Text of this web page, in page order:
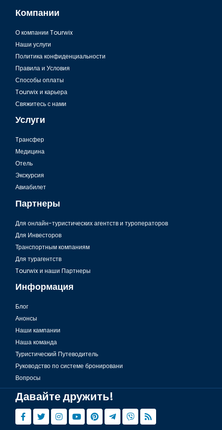
Компании
О компании Tourwix
Наши услуги
Политика конфиденциальности
Правила и Условия
Способы оплаты
Tourwix и карьера
Свяжитесь с нами
Услуги
Tрансфер
Медицина
Отель
Экскурсия
Авиабилет
Партнеры
Для онлайн-туристических агентств и туроператоров
Для Инвесторов
Транспортным компаниям
Для турагентств
Tourwix и наши Партнеры
Информация
Блог
Анонсы
Наши кампании
Наша команда
Туристический Путеводитель
Руководство по системе бронировани
Вопросы
Давайте дружить!